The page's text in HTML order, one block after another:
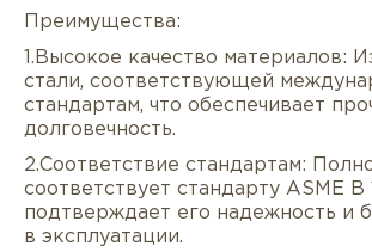
Описание
Преимущества:
1.Высокое качество материалов:
стали, соответствующей
стандартам, что обеспечивает
долговечность.
2.Соответствие стандартам:
соответствует стандарту ASME B
подтверждает его надежность и
в эксплуатации.